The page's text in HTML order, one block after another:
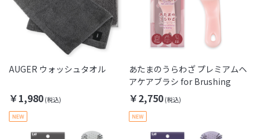
AUGER ウォッシュタオル
￥1,980
あたまのうらわざ プレミアムヘ
アケアブラシ for Brushing
￥2,750